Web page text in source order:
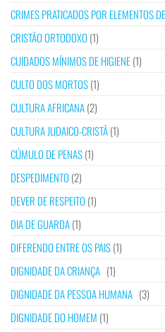
CRIMES PRATICADOS POR ELEMENTOS
CRISTÃO ORTODOXO (1)
CUIDADOS MÍNIMOS DE HIGIENE(1)
CULTO DOS MORTOS(1)
CULTURA AFRICANA(2)
CULTURA JUDAICO-CRISTÃ(1)
CÚMULO DE PENAS(1)
DESPEDIMENTO (2)
DEVER DE RESPEITO (1)
DIA DE GUARDA(1)
DIFERENDO ENTRE OS PAIS(1)
DIGNIDADE DA CRIANÇA (1)
DIGNIDADE DA PESSOA HUMANA (3)
DIGNIDADE DO HOMEM (1)